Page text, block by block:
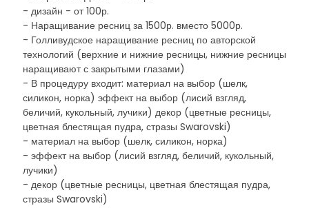
- дизайн - от 100р.
- Наращивание ресниц за 1500р. вместо 5000р.
- Голливудское наращивание ресниц по авторской
технологий (верхние и нижние ресницы, нижние ресницы
наращивают с закрытыми глазами)
- В процедуру входит: материал на выбор (шелк,
силикон, норка) эффект на выбор (лисий взгляд,
беличий, кукольный, лучики) декор (цветные ресницы,
цветная блестящая пудра, стразы Swarovski)
- материал на выбор (шелк, силикон, норка)
- эффект на выбор (лисий взгляд, беличий, кукольный,
лучики)
- декор (цветные ресницы, цветная блестящая пудра,
стразы Swarovski)